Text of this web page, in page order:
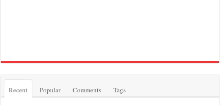
Recent Popular Comments Tags